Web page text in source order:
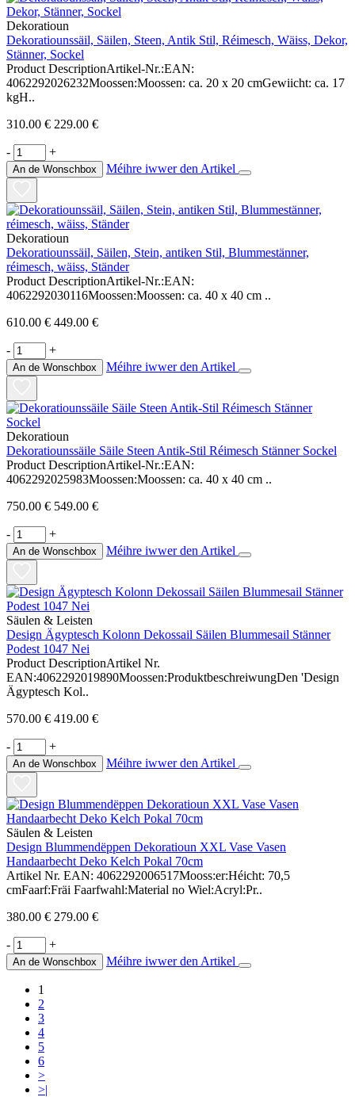
Dekoratioun
Dekoratiounssäil, Säilen, Steen, Antik Stil, Réimesch, Wäiss, Dekor,
Stänner, Sockel
Product DescriptionArtikel-Nr.:EAN:
4062292026232Moossen:Moossen: ca. 20 x 20 cmGewiicht: ca. 17
kgH..
310.00 € 229.00 €
- +
An de Wonschbox Méihre iwwer den Artikel
Dekoratioun
Dekoratiounssäil, Säilen, Stein, antiken Stil, Blummestänner,
réimesch, wäiss, Ständer
Product DescriptionArtikel-Nr.:EAN:
4062292030116Moossen:Moossen: ca. 40 x 40 cm ..
610.00 € 449.00 €
- +
An de Wonschbox Méihre iwwer den Artikel
Dekoratioun
Dekoratiounssäile Säile Steen Antik-Stil Réimesch Stänner Sockel
Product DescriptionArtikel-Nr.:EAN:
4062292025983Moossen:Moossen: ca. 40 x 40 cm ..
750.00 € 549.00 €
- +
An de Wonschbox Méihre iwwer den Artikel
Säulen & Leisten
Design Ägyptesch Kolonn Dekossail Säilen Blummesail Stänner
Podest 1047 Nei
Product DescriptionArtikel Nr.
EAN:4062292019890Moossen:ProduktbeschreiwungDen 'Design
Ägyptesch Kol..
570.00 € 419.00 €
- +
An de Wonschbox Méihre iwwer den Artikel
Säulen & Leisten
Design Blummendëppen Dekoratioun XXL Vase Vasen
Handaarbecht Deko Kelch Pokal 70cm
Artikel Nr. EAN: 4062292006517Mooss:er:Héicht: 70,5
cmFaarf:Fräi Faarfwahl:Material no Wiel:Acryl:Pr..
380.00 € 279.00 €
- +
An de Wonschbox Méihre iwwer den Artikel
1
2
3
4
5
6
>
>|